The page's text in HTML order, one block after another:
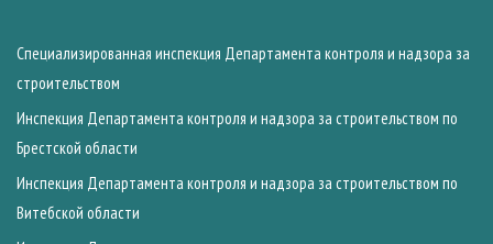
Специализированная инспекция Департамента контроля и надзора за
строительством
Инспекция Департамента контроля и надзора за строительством по
Брестской области
Инспекция Департамента контроля и надзора за строительством по
Витебской области